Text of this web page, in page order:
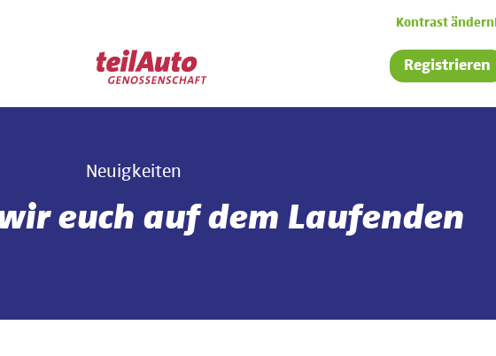
Kontrast ändern
Registrieren
Neuigkeiten
euch auf dem Laufenden